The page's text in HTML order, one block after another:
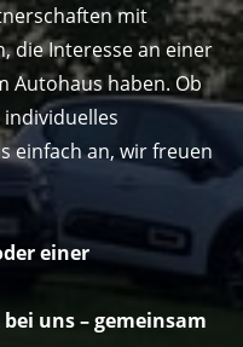
mit
die Interesse an einer
Autohaus haben. Ob
einfach an, wir freuen
einer
uns – gemeinsam